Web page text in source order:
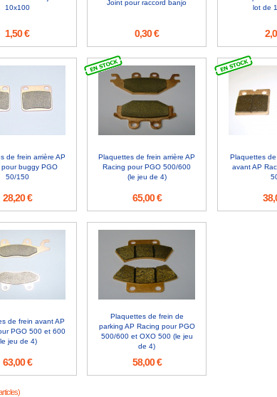
10x100
1,50 €
Joint pour raccord banjo
0,30 €
lot de
de frein arrière AP
pour buggy PGO
50/150
28,20 €
Plaquettes de frein arrière AP
Racing pour PGO 500/600
(le jeu de 4)
65,00 €
Plaquettes
avant AP
de frein avant AP
PGO 500 et 600
jeu de 4)
63,00 €
Plaquettes de frein de
parking AP Racing pour PGO
500/600 et OXO 500 (le jeu
de 4)
58,00 €